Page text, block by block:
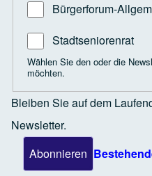
Bürgerforum-
Stadtseniorenrat
Wählen Sie den oder die
möchten.
Bleiben Sie auf dem
Newsletter.